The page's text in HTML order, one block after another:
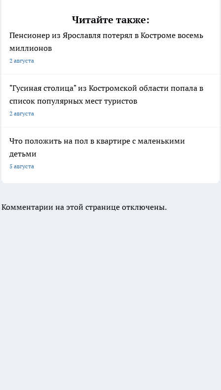
Читайте также:
Пенсионер из Ярославля потерял в Костроме восемь
миллионов
2 августа
"Гусиная столица" из Костромской области попала в
список популярных мест туристов
2 августа
Что положить на пол в квартире с маленькими
детьми
5 августа
Комментарии на этой странице отключены.